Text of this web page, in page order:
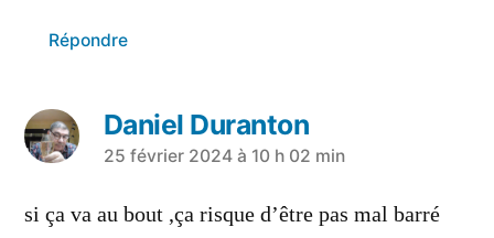
Répondre
Daniel Duranton
25 février 2024 à 10 h 02 min
si ça va au bout ,ça risque d’être pas mal barré